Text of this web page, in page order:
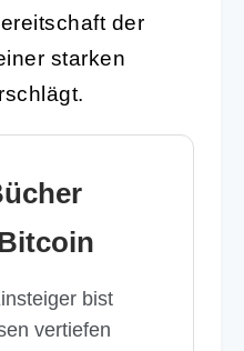
der
starken
bist
vertiefen